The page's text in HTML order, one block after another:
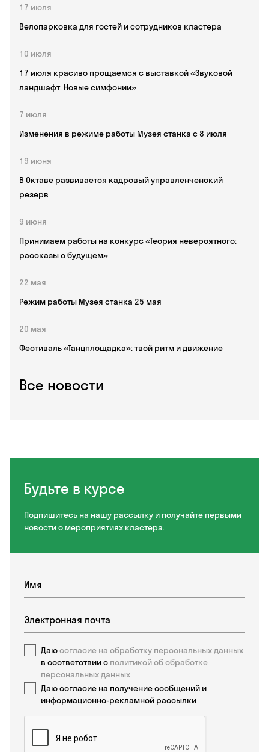
17 июля
Велопарковка для гостей и сотрудников кластера
10 июля
17 июля красиво прощаемся с выставкой «Звуковой
ландшафт. Новые симфонии»
7 июля
Изменения в режиме работы Музея станка с 8 июля
19 июня
В Октаве развивается кадровый управленченский
резерв
9 июня
Принимаем работы на конкурс «Теория невероятного:
рассказы о будущем»
22 мая
Режим работы Музея станка 25 мая
20 мая
Фестиваль «Танцплощадка»: твой ритм и движение
Все новости
Будьте в курсе
Подпишитесь на нашу рассылку и получайте первыми
новости о мероприятиях кластера.
Даюсогласие на обработку персональных данных
в соответствии с политикой об обработке
персональных данных
Даю согласие на получение сообщений и
информационно-рекламной рассылки